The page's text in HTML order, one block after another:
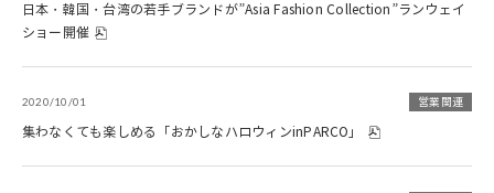
日本・韓国・台湾の若手ブランドが”Asia Fashion Collection”ランウェイ
ショー開催
2020/10/01 営業関連
集わなくても楽しめる「おかしなハロウィンinPARCO」